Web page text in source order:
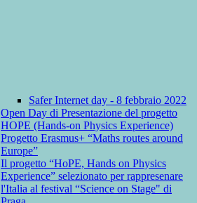
Safer Internet day - 8 febbraio 2022
Open Day di Presentazione del progetto
HOPE (Hands-on Physics Experience)
Progetto Erasmus+ “Maths routes around
Europe”
Il progetto “HoPE, Hands on Physics
Experience” selezionato per rappresenare
l'Italia al festival “Science on Stage" di